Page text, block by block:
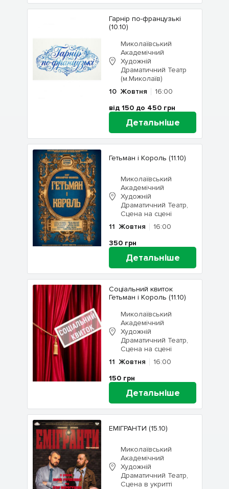
Гарнір по-французькі
(10.10)
Миколаївський
Академічний
Художній
Драматичний Театр
(м.Миколаїв)
10 Жовтня
16:00
від 150 до 450 грн
Детальніше
Гетьман і Король (11.10)
Миколаївський
Академічний
Художній
Драматичний Театр,
Сцена на сцені
11 Жовтня
16:00
350 грн
Детальніше
Соціальний квиток
Гетьман і Король (11.10)
Миколаївський
Академічний
Художній
Драматичний Театр,
Сцена на сцені
11 Жовтня
16:00
150 грн
Детальніше
ЕМІГРАНТИ (15.10)
Миколаївський
Академічний
Художній
Драматичний Театр,
Сцена в укритті